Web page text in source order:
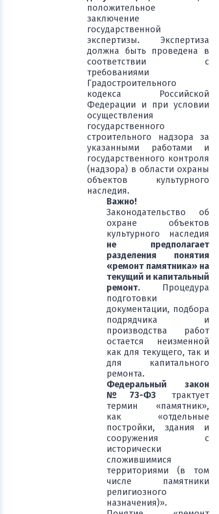
положительное
заключение
государственной
экспертизы. Экспертиза
должна быть проведена в
соответствии с
требованиями
Градостроительного
кодекса Российской
Федерации и при условии
осуществления
государственного
строительного надзора за
указанными работами и
государственного контроля
(надзора) в области охраны
объектов культурного
наследия.
Важно!
Законодательство об
охране объектов
культурного наследия
не предполагает
разделения понятия
«ремонт памятника» на
текущий и капитальный
ремонт. Процедура
подготовки
документации, подбора
подрядчика и
производства работ
остается неизменной
как для текущего, так и
для капитального
ремонта.
Федеральный закон
№73-ФЗ трактует
термин «памятник»,
как «отдельные
постройки, здания и
сооружения с
исторически
сложившимися
территориями (в том
числе памятники
религиозного
назначения)».